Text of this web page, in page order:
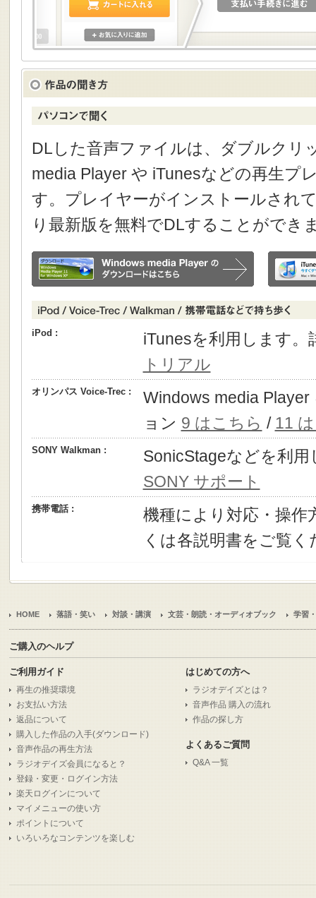
DLした音声ファイルは、ダブルクリ
media Player や iTunesなどの再生プ
す。プレイヤーがインストールされ
り最新版を無料でDLすることができ
iPod :
iTunesを利用します
トリアル
オリンパス Voice-Trec :
Windows media
ョン 9 はこちら / 11
SONY Walkman :
SonicStageなどを利
SONY サポート
携帯電話 :
機種により対応・操作
くは各説明書をご覧く
HOME 落語・笑い 対談・講演 文芸・朗読・オーディオブック 学習
ご購入のヘルプ
ご利用ガイド
再生の推奨環境
お支払い方法
返品について
購入した作品の入手(ダウンロード)
音声作品の再生方法
ラジオデイズ会員になると？
登録・変更・ログイン方法
楽天ログインについて
マイメニューの使い方
ポイントについて
いろいろなコンテンツを楽しむ
はじめての方へ
ラジオデイズとは？
音声作品 購入の流れ
作品の探し方
よくあるご質問
Q&A 一覧